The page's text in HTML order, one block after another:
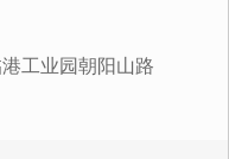
工业园朝阳山路